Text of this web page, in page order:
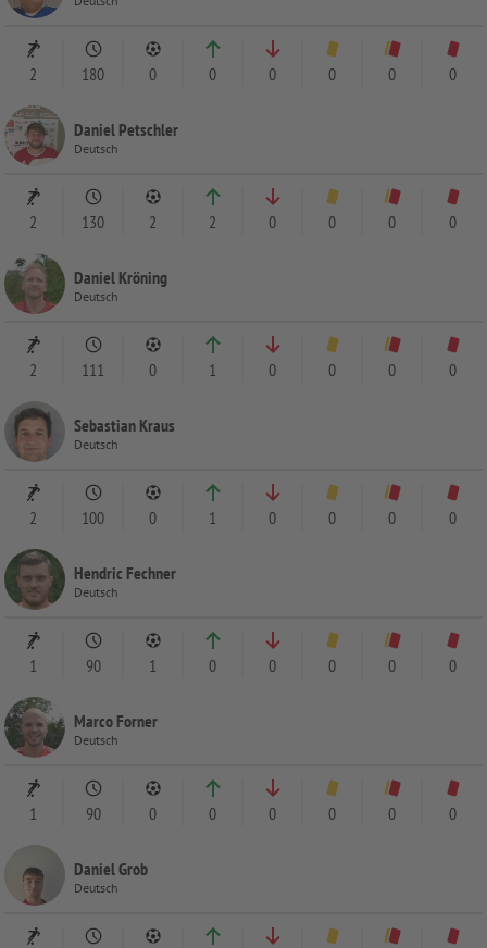
2 180 0 0 0 0 0 0
Daniel Petschler
Deutsch
2 130 2 2 0 0 0 0
Daniel Kröning
Deutsch
2 111 0 1 0 0 0 0
Sebastian Kraus
Deutsch
2 100 0 1 0 0 0 0
Hendric Fechner
Deutsch
1 90 1 0 0 0 0 0
Marco Forner
Deutsch
1 90 0 0 0 0 0 0
Daniel Grob
Deutsch